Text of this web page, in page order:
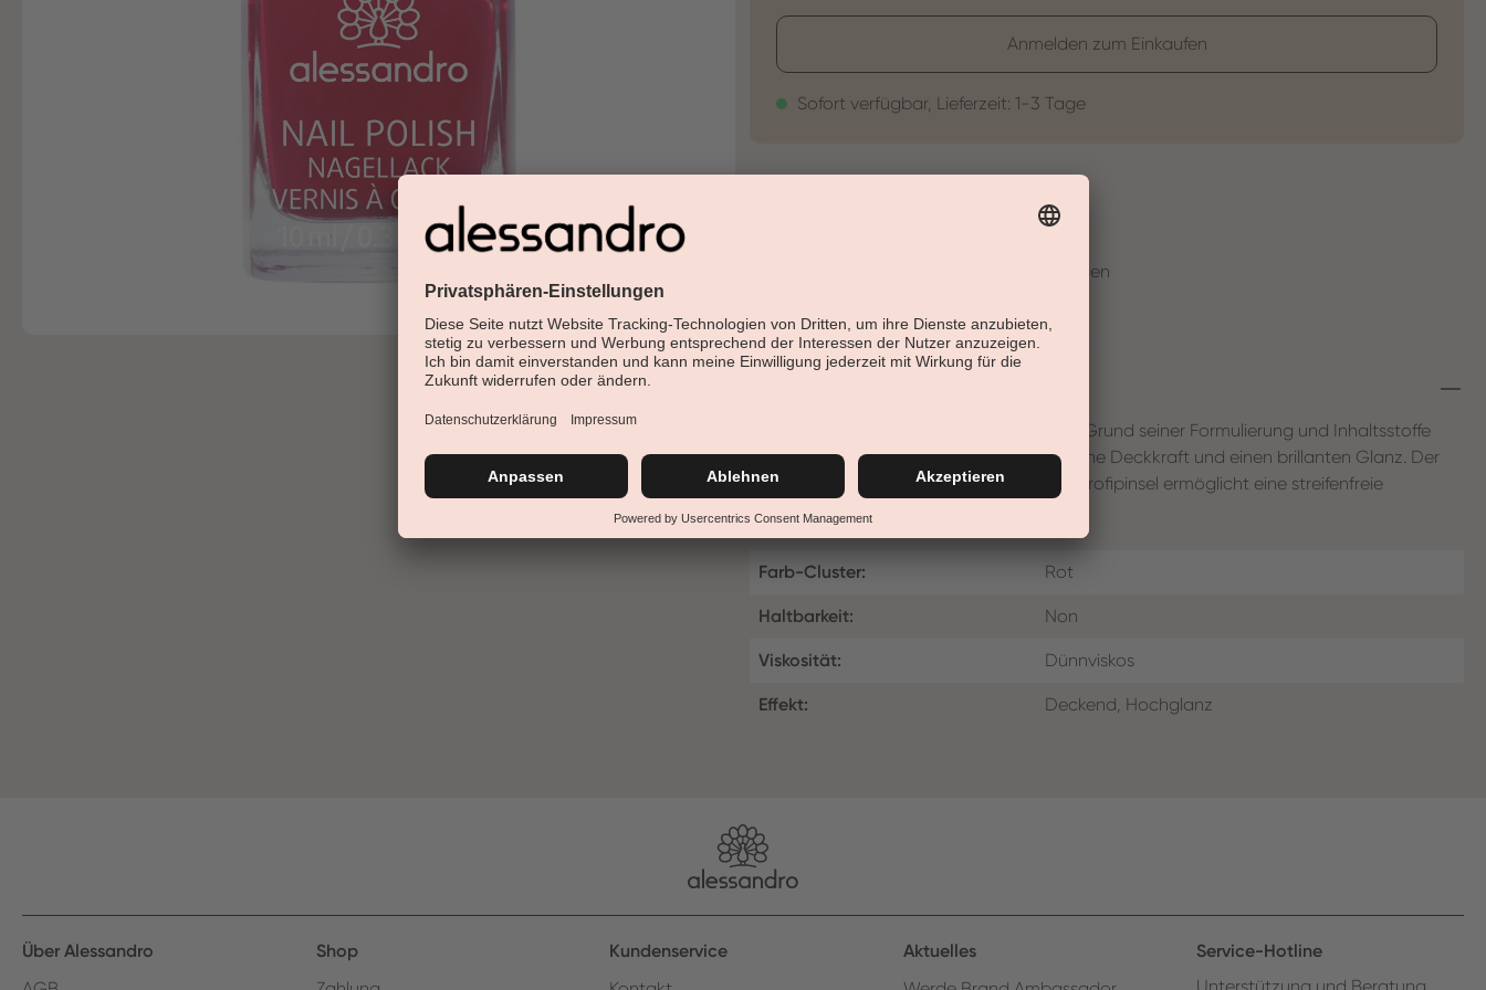
Anmelden zum Einkaufen
Sofort verfügbar, Lieferzeit: 1-3 Tage
Jetzt shoppen - bezahlen in 30 Tagen
Nagellack für Kunst- und Naturnägel. Auf Grund seiner Formulierung und Inhaltsstoffe
verfügt dieser Nagellack über eine sehr hohe Deckkraft und einen brillanten Glanz. Der
patentierte Designdeckel und integrierte Profipinsel ermöglicht eine streifenfreie
Lackierung.
Farb-Cluster: Rot
Haltbarkeit: Non
Viskosität: Dünnviskos
Effekt: Deckend, Hochglanz
Über Alessandro
Shop
Kundenservice
Aktuelles
Service-Hotline